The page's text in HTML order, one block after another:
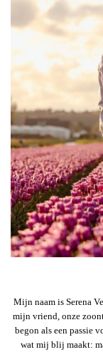
Mijn naam is Serena
mijn vriend, onze
begon als een passie
wat mij blij maakt: